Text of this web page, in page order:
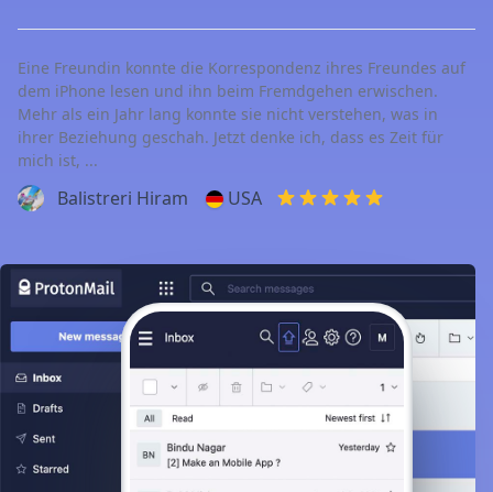
Eine Freundin konnte die Korrespondenz ihres Freundes auf
dem iPhone lesen und ihn beim Fremdgehen erwischen.
Mehr als ein Jahr lang konnte sie nicht verstehen, was in
ihrer Beziehung geschah. Jetzt denke ich, dass es Zeit für
mich ist, ...
Balistreri Hiram USA